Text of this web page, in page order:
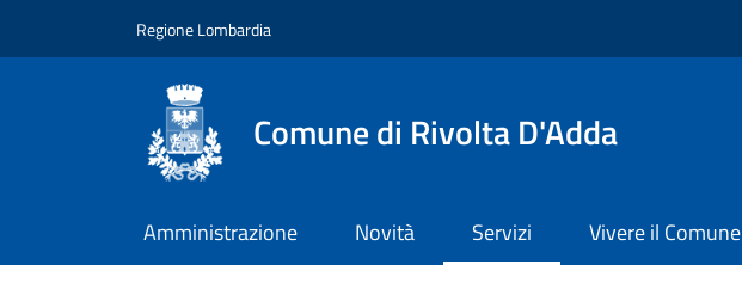
Regione Lombardia
Comune di Rivolta D'Adda
Amministrazione Novità Servizi Vivere il Comune